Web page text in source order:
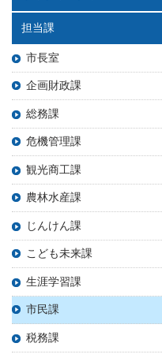
担当課
市長室
企画財政課
総務課
危機管理課
観光商工課
農林水産課
じんけん課
こども未来課
生涯学習課
市民課
税務課